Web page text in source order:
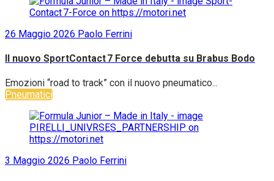
26 Maggio 2026 Paolo Ferrini
Il nuovo SportContact 7 Force debutta su Brabus Bodo
Emozioni “road to track” con il nuovo pneumatico...
Pneumatici
3 Maggio 2026 Paolo Ferrini